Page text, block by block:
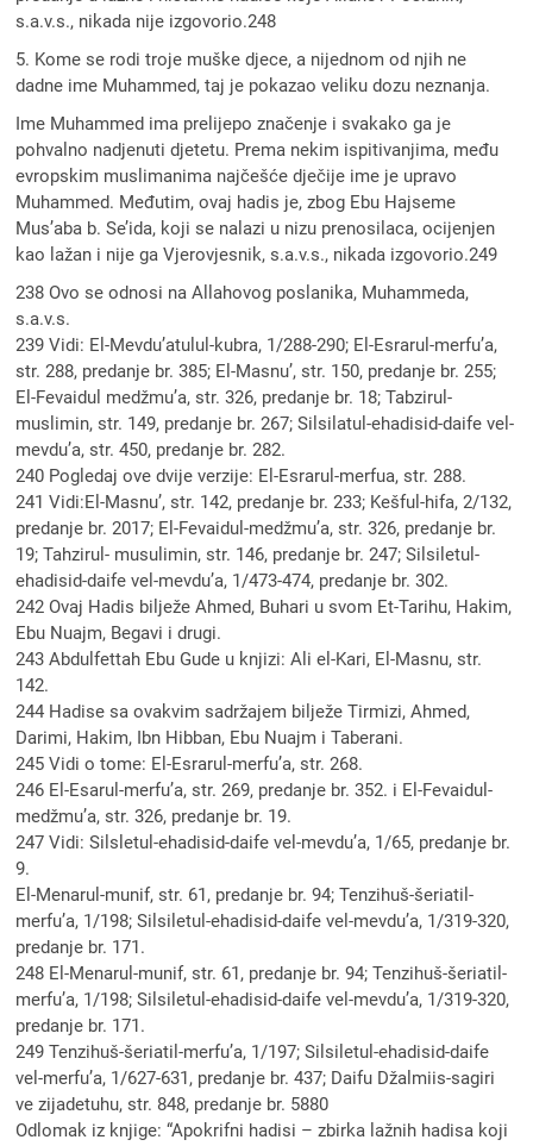
s.a.v.s., nikada nije izgovorio.248
5. Kome se rodi troje muške djece, a nijednom od njih ne
dadne ime Muhammed, taj je pokazao veliku dozu neznanja.
Ime Muhammed ima prelijepo značenje i svakako ga je
pohvalno nadjenuti djetetu. Prema nekim ispitivanjima, među
evropskim muslimanima najčešće dječije ime je upravo
Muhammed. Međutim, ovaj hadis je, zbog Ebu Hajseme
Mus’aba b. Se’ida, koji se nalazi u nizu prenosilaca, ocijenjen
kao lažan i nije ga Vjerovjesnik, s.a.v.s., nikada izgovorio.249
238 Ovo se odnosi na Allahovog poslanika, Muhammeda,
s.a.v.s.
239 Vidi: El-Mevdu’atulul-kubra, 1/288-290; El-Esrarul-merfu’a,
str. 288, predanje br. 385; El-Masnu’, str. 150, predanje br. 255;
El-Fevaidul medžmu’a, str. 326, predanje br. 18; Tabzirul-
muslimin, str. 149, predanje br. 267; Silsilatul-ehadisid-daife vel-
mevdu’a, str. 450, predanje br. 282.
240 Pogledaj ove dvije verzije: El-Esrarul-merfua, str. 288.
241 Vidi:El-Masnu’, str. 142, predanje br. 233; Kešful-hifa, 2/132,
predanje br. 2017; El-Fevaidul-medžmu’a, str. 326, predanje br.
19; Tahzirul- musulimin, str. 146, predanje br. 247; Silsiletul-
ehadisid-daife vel-mevdu’a, 1/473-474, predanje br. 302.
242 Ovaj Hadis bilježe Ahmed, Buhari u svom Et-Tarihu, Hakim,
Ebu Nuajm, Begavi i drugi.
243 Abdulfettah Ebu Gude u knjizi: Ali el-Kari, El-Masnu, str.
142.
244 Hadise sa ovakvim sadržajem bilježe Tirmizi, Ahmed,
Darimi, Hakim, Ibn Hibban, Ebu Nuajm i Taberani.
245 Vidi o tome: El-Esrarul-merfu’a, str. 268.
246 El-Esarul-merfu’a, str. 269, predanje br. 352. i El-Fevaidul-
medžmu’a, str. 326, predanje br. 19.
247 Vidi: Silsletul-ehadisid-daife vel-mevdu’a, 1/65, predanje br.
9.
El-Menarul-munif, str. 61, predanje br. 94; Tenzihuš-šeriatil-
merfu’a, 1/198; Silsiletul-ehadisid-daife vel-mevdu’a, 1/319-320,
predanje br. 171.
248 El-Menarul-munif, str. 61, predanje br. 94; Tenzihuš-šeriatil-
merfu’a, 1/198; Silsiletul-ehadisid-daife vel-mevdu’a, 1/319-320,
predanje br. 171.
249 Tenzihuš-šeriatil-merfu’a, 1/197; Silsiletul-ehadisid-daife
vel-merfu’a, 1/627-631, predanje br. 437; Daifu Džalmiis-sagiri
ve zijadetuhu, str. 848, predanje br. 5880
Odlomak iz knjige: “Apokrifni hadisi – zbirka lažnih hadisa koji